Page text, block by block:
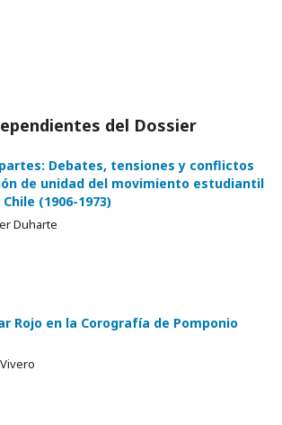
del Dossier
Debates, tensiones y conflictos
de unidad del movimiento estudiantil
(1906-1973)
Duharte
Rojo en la Corografía de Pomponio